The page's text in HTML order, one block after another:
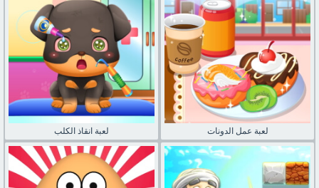
لعبة انقاذ الكلب لعبة عمل الدونات